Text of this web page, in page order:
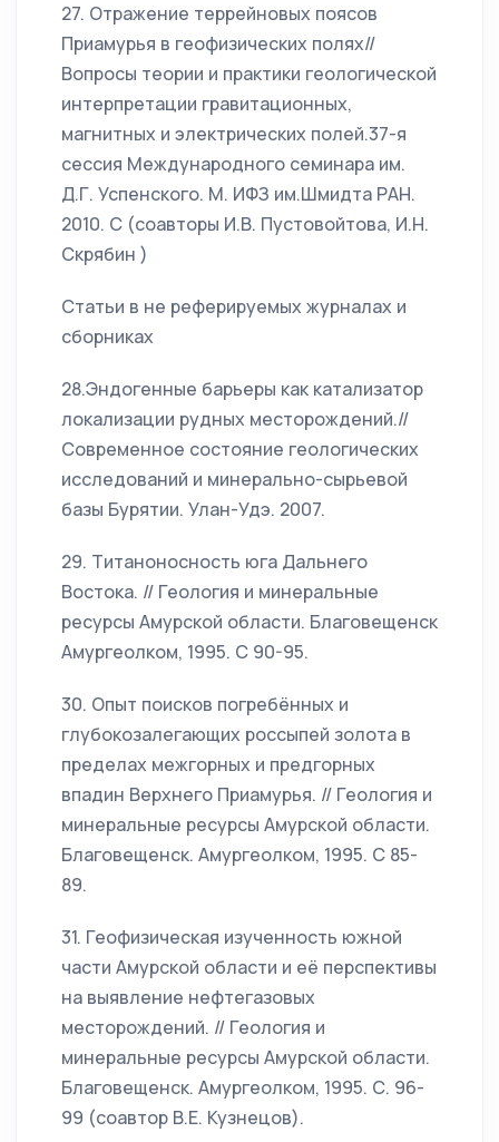
27. Отражение террейновых поясов
Приамурья в геофизических полях//
Вопросы теории и практики геологической
интерпретации гравитационных,
магнитных и электрических полей.37-я
сессия Международного семинара им.
Д.Г. Успенского. М. ИФЗ им.Шмидта РАН.
2010. С (соавторы И.В. Пустовойтова, И.Н.
Скрябин )
Статьи в не реферируемых журналах и
сборниках
28.Эндогенные барьеры как катализатор
локализации рудных месторождений.//
Современное состояние геологических
исследований и минерально-сырьевой
базы Бурятии. Улан-Удэ. 2007.
29. Титаноносность юга Дальнего
Востока. // Геология и минеральные
ресурсы Амурской области. Благовещенск
Амургеолком, 1995. С 90-95.
30. Опыт поисков погребённых и
глубокозалегающих россыпей золота в
пределах межгорных и предгорных
впадин Верхнего Приамурья. // Геология и
минеральные ресурсы Амурской области.
Благовещенск. Амургеолком, 1995. С 85-
89.
31. Геофизическая изученность южной
части Амурской области и её перспективы
на выявление нефтегазовых
месторождений. // Геология и
минеральные ресурсы Амурской области.
Благовещенск. Амургеолком, 1995. С. 96-
99 (соавтор В.Е. Кузнецов).